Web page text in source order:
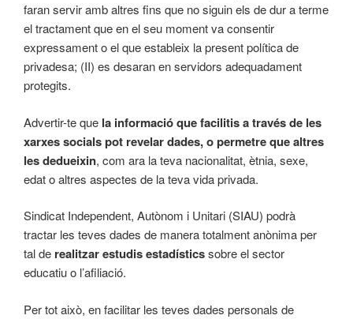
faran servir amb altres fins que no siguin els de dur a terme
el tractament que en el seu moment va consentir
expressament o el que estableix la present política de
privadesa; (II) es desaran en servidors adequadament
protegits.
Advertir-te que la informació que facilitis a través de les
xarxes socials pot revelar dades, o permetre que altres
les dedueixin, com ara la teva nacionalitat, ètnia, sexe,
edat o altres aspectes de la teva vida privada.
Sindicat Independent, Autònom i Unitari (SIAU) podrà
tractar les teves dades de manera totalment anònima per
tal de realitzar estudis estadísticssobre el sector
educatiu o l’afiliació.
Per tot això, en facilitar les teves dades personals de